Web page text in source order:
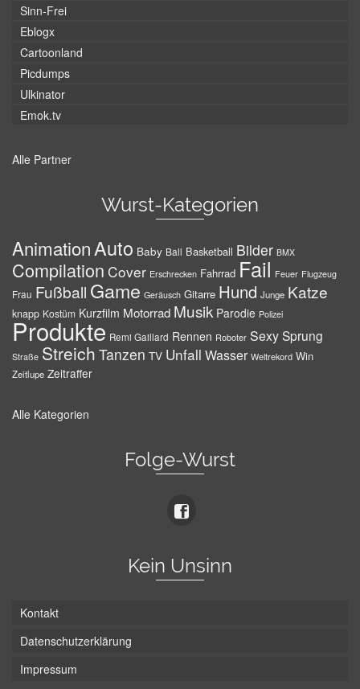
Sinn-Frei
Eblogx
Cartoonland
Picdumps
Ulkinator
Emok.tv
Alle Partner
Wurst-Kategorien
AnimationAuto Baby Ball Basketball Bilder BMX
Compilation Cover Erschrecken Fahrrad Fail Feuer Flugzeug
Frau Fußball Game Geräusch Gitarre Hund Junge Katze
knapp Kostüm Kurzfilm Motorrad Musik Parodie Polizei
Produkte Remi Gaillard Rennen Roboter SexySprung
Straße Streich Tanzen TV Unfall Wasser Weltrekord Win
Zeitlupe Zeitraffer
Alle Kategorien
Folge-Wurst
Kein Unsinn
Kontakt
Datenschutzerklärung
Impressum